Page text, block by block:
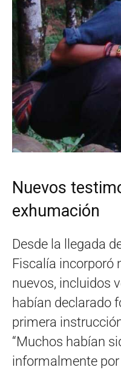
Nuevos
exhumación
Desde la llegada
Fiscalía incorporó
nuevos, incluidos
habían declarado
primera
“Muchos habían
informalmente